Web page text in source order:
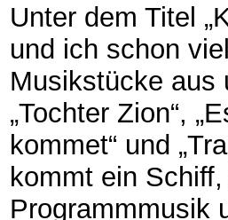
Unter dem Titel
und ich schon
Musikstücke aus
„Tochter Zion“,
kommet“ und
kommt ein
Programmmusik